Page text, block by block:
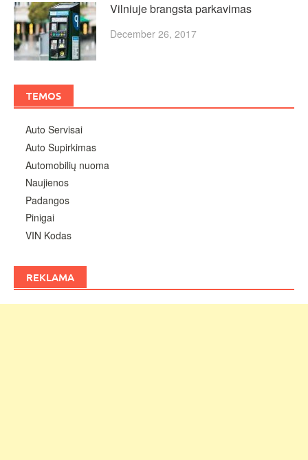
Vilniuje brangsta parkavimas
December 26, 2017
TEMOS
Auto Servisai
Auto Supirkimas
Automobilių nuoma
Naujienos
Padangos
Pinigai
VIN Kodas
REKLAMA